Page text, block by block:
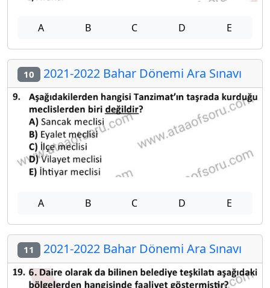
A B C D E
10 2021-2022 Bahar Dönemi Ara Sınavı
A B C D E
11 2021-2022 Bahar Dönemi Ara Sınavı